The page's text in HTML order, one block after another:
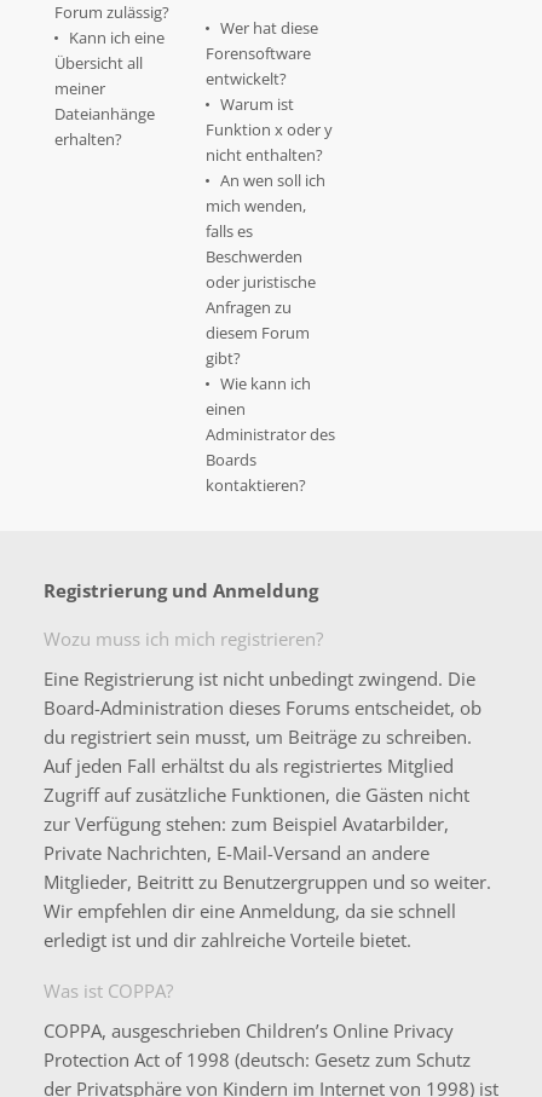
Forum zulässig?
Kann ich eine
Übersicht all
meiner
Dateianhänge
erhalten?
Wer hat diese
Forensoftware
entwickelt?
Warum ist
Funktion x oder y
nicht enthalten?
An wen soll ich
mich wenden,
falls es
Beschwerden
oder juristische
Anfragen zu
diesem Forum
gibt?
Wie kann ich
einen
Administrator des
Boards
kontaktieren?
Registrierung und Anmeldung
Wozu muss ich mich registrieren?
Eine Registrierung ist nicht unbedingt zwingend. Die
Board-Administration dieses Forums entscheidet, ob
du registriert sein musst, um Beiträge zu schreiben.
Auf jeden Fall erhältst du als registriertes Mitglied
Zugriff auf zusätzliche Funktionen, die Gästen nicht
zur Verfügung stehen: zum Beispiel Avatarbilder,
Private Nachrichten, E-Mail-Versand an andere
Mitglieder, Beitritt zu Benutzergruppen und so weiter.
Wir empfehlen dir eine Anmeldung, da sie schnell
erledigt ist und dir zahlreiche Vorteile bietet.
Was ist COPPA?
COPPA, ausgeschrieben Children’s Online Privacy
Protection Act of 1998 (deutsch: Gesetz zum Schutz
der Privatsphäre von Kindern im Internet von 1998) ist